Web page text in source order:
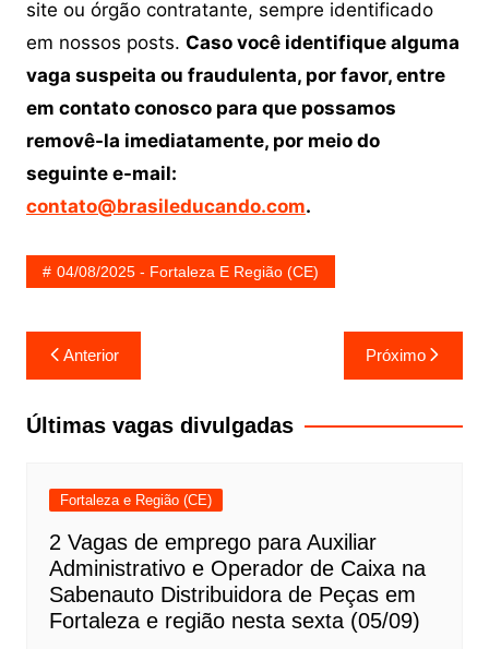
site ou órgão contratante, sempre identificado
em nossos posts. Caso você identifique alguma
vaga suspeita ou fraudulenta, por favor, entre
em contato conosco para que possamos
removê-la imediatamente, por meio do
seguinte e-mail:
contato@brasileducando.com.
04/08/2025 - Fortaleza E Região (CE)
Navegação
de
Post
Anterior Próximo
Últimas vagas divulgadas
Fortaleza e Região (CE)
2 Vagas de emprego para Auxiliar
Administrativo e Operador de Caixa na
Sabenauto Distribuidora de Peças em
Fortaleza e região nesta sexta (05/09)